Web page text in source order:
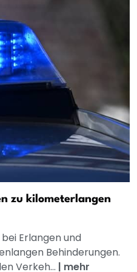
zu kilometerlangen
Erlangen und
Behinderungen.
Verkeh... | mehr